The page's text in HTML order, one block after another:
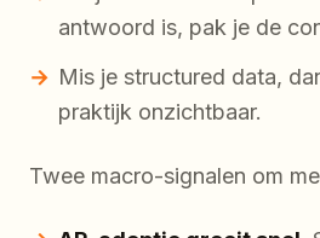
antwoord is, pak je de
Mis je structured data,
praktijk onzichtbaar.
Twee macro-signalen om